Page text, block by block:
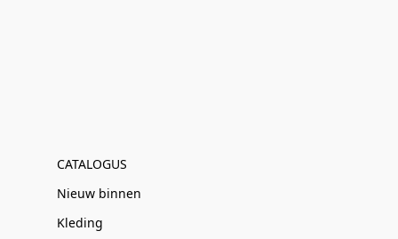
CATALOGUS
Nieuw binnen
Kleding